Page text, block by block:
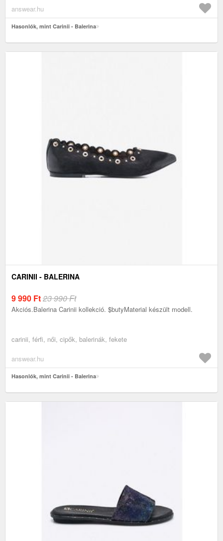
answear.hu
Hasonlók, mint Carinii - Balerina
CARINII - BALERINA
9 990 Ft23 990 Ft
Akciós.Balerina Carinii kollekció. $butyMaterial készült modell.
carinii, férfi, női, cipők, balerinák, fekete
answear.hu
Hasonlók, mint Carinii - Balerina